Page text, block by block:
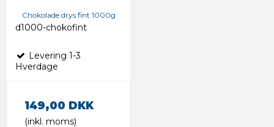
Chokolade drys fint 1000g
d1000-chokofint
Levering 1-3
Hverdage
149,00 DKK
(inkl. moms)